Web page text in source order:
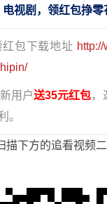
视剧，领红包挣零
包下载地址
新用户送35元红包，
。
描下方的追看视频